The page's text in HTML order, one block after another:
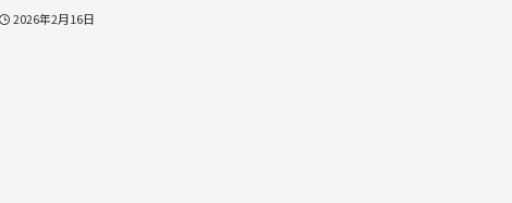
2026年2月16日